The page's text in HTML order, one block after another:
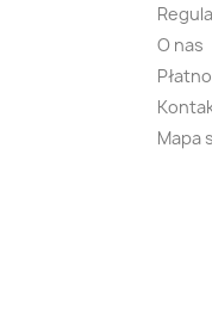
O nas
Mapa